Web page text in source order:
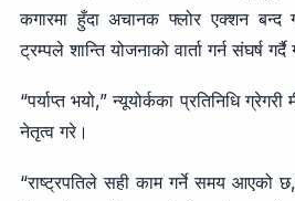
कगारमा हुँदा अचानक फ्लोर एक्शन बन्द
ट्रम्पले शान्ति योजनाको वार्ता गर्न संघर्ष
“पर्याप्त भयो,” न्यूयोर्कका प्रतिनिधि
नेतृत्व गरे।
“राष्ट्रपतिले सही काम गर्ने समय